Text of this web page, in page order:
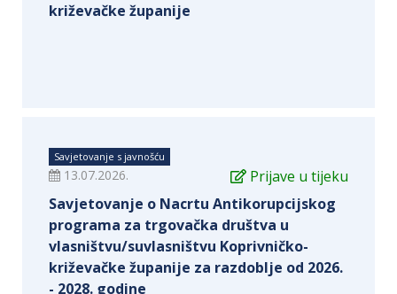
križevačke županije
Savjetovanje s javnošću
Prijave u tijeku
13.07.2026.
Savjetovanje o Nacrtu Antikorupcijskog
programa za trgovačka društva u
vlasništvu/suvlasništvu Koprivničko-
križevačke županije za razdoblje od 2026.
- 2028. godine